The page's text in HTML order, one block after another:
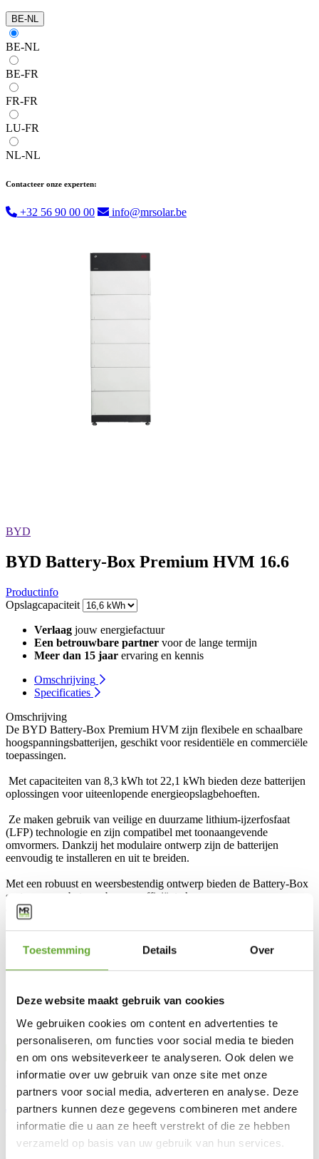
Toestemming Details Over
Deze website maakt gebruik van cookies
We gebruiken cookies om content en advertenties te
personaliseren, om functies voor social media te bieden
en om ons websiteverkeer te analyseren. Ook delen we
informatie over uw gebruik van onze site met onze
partners voor social media, adverteren en analyse. Deze
partners kunnen deze gegevens combineren met andere
informatie die u aan ze heeft verstrekt of die ze hebben
verzameld op basis van uw gebruik van hun services.
BE-NL
BE-NL
BE-FR
FR-FR
LU-FR
NL-NL
Contacteer onze experten:
+32 56 90 00 00 info@mrsolar.be
BYD
BYD Battery-Box Premium HVM 16.6
Productinfo
Opslagcapaciteit
Verlaag jouw energiefactuur
Een betrouwbare partner voor de lange termijn
Meer dan 15 jaar ervaring en kennis
Omschrijving
Specificaties
Omschrijving
De BYD Battery-Box Premium HVM zijn flexibele en schaalbare
hoogspanningsbatterijen, geschikt voor residentiële en commerciële
toepassingen.
Met capaciteiten van 8,3 kWh tot 22,1 kWh bieden deze batterijen
oplossingen voor uiteenlopende energieopslagbehoeften.
Ze maken gebruik van veilige en duurzame lithium-ijzerfosfaat
(LFP) technologie en zijn compatibel met toonaangevende
omvormers. Dankzij het modulaire ontwerp zijn de batterijen
eenvoudig te installeren en uit te breiden.
Met een robuust en weersbestendig ontwerp bieden de Battery-Box
systemen een betrouwbare en efficiënte keuze voor
energieonafhankelijkheid en duurzaam energiebeheer.
Specificaties
Afmetingen (BxDxH)
585 x 1927 x 1694 mm
Garantie (jaar)
10
Opslagcapaciteit
16,6 kWh
Vertrouw op 15 jaar ervaring en meer dan 40.000 installaties
+32 56 90 00 00
info@mrsolar.be
We zijn bereikbaar van9:00-12:00 en13:00-16:30 uur.